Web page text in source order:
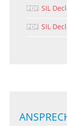
SIL
SIL